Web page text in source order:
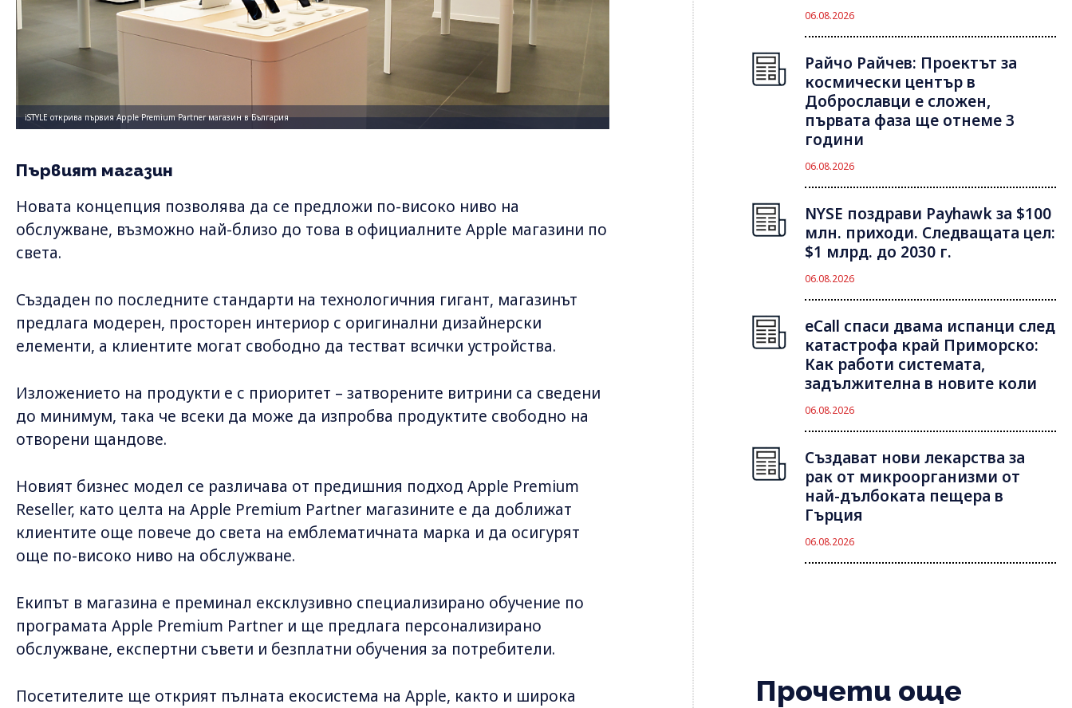
iSTYLE открива първия Apple Premium Partner магазин в България
Първият магазин
Новата концепция позволява да се предложи по-високо ниво на
обслужване, възможно най-близо до това в официалните Apple магазини по
света.
Създаден по последните стандарти на технологичния гигант, магазинът
предлага модерен, просторен интериор с оригинални дизайнерски
елементи, а клиентите могат свободно да тестват всички устройства.
Изложението на продукти е с приоритет – затворените витрини са сведени
до минимум, така че всеки да може да изпробва продуктите свободно на
отворени щандове.
Новият бизнес модел се различава от предишния подход Apple Premium
Reseller, като целта на Apple Premium Partner магазините е да доближат
клиентите още повече до света на емблематичната марка и да осигурят
още по-високо ниво на обслужване.
Екипът в магазина е преминал ексклузивно специализирано обучение по
програмата Apple Premium Partner и ще предлага персонализирано
обслужване, експертни съвети и безплатни обучения за потребители.
Посетителите ще открият пълната екосистема на Apple, както и широка
06.08.2026
Райчо Райчев: Проектът за
космически център в
Доброславци е сложен,
първата фаза ще отнеме 3
години
06.08.2026
NYSE поздрави Payhawk за $100
млн. приходи. Следващата цел:
$1 млрд. до 2030 г.
06.08.2026
eCall спаси двама испанци след
катастрофа край Приморско:
Как работи системата,
задължителна в новите коли
06.08.2026
Създават нови лекарства за
рак от микроорганизми от
най-дълбоката пещера в
Гърция
06.08.2026
Прочети още